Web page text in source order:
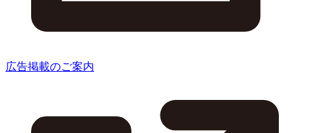
広告掲載のご案内